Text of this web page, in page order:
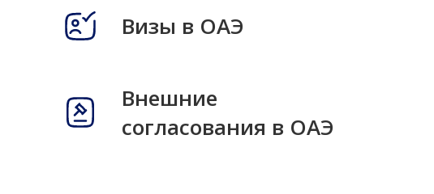
Визы в ОАЭ
Внешние
согласования в ОАЭ